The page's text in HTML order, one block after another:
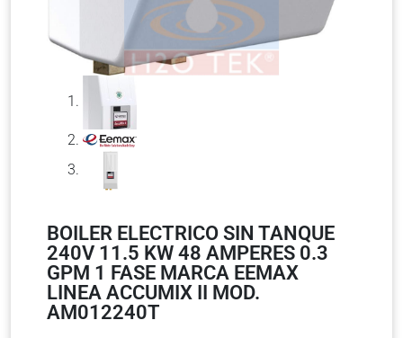
BOILER ELECTRICO SIN TANQUE
240V 11.5 KW 48 AMPERES 0.3
GPM 1 FASE MARCA EEMAX
LINEA ACCUMIX II MOD.
AM012240T